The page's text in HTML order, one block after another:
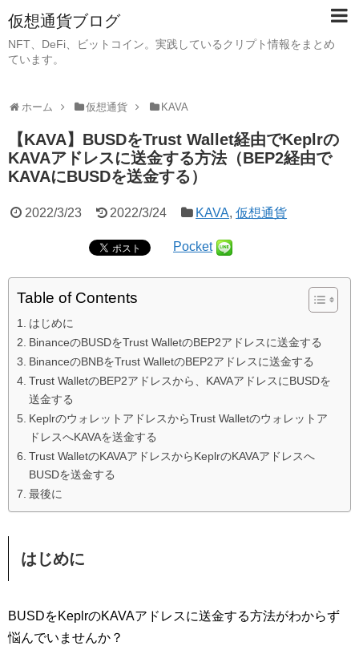
仮想通貨ブログ
NFT、DeFi、ビットコイン。実践しているクリプト情報をまとめ
ています。
ホーム 仮想通貨 KAVA
【KAVA】BUSDをTrust Wallet経由でKeplrの
KAVAアドレスに送金する方法（BEP2経由で
KAVAにBUSDを送金する）
2022/3/23 2022/3/24 KAVA,仮想通貨
Pocket
Table of Contents
はじめに
BinanceのBUSDをTrust WalletのBEP2アドレスに送金する
BinanceのBNBをTrust WalletのBEP2アドレスに送金する
Trust WalletのBEP2アドレスから、KAVAアドレスにBUSDを
送金する
KeplrのウォレットアドレスからTrust Walletのウォレットア
ドレスへKAVAを送金する
Trust WalletのKAVAアドレスからKeplrのKAVAアドレスへ
BUSDを送金する
最後に
はじめに
BUSDをKeplrのKAVAアドレスに送金する方法がわからず
悩んでいませんか？